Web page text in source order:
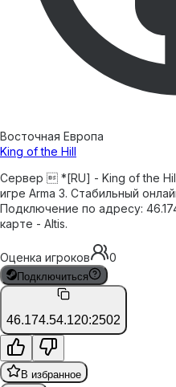
Восточная Европа
King of the Hill
Сервер  *[RU] - King of the
игре Arma 3. Стабильный
Подключение по адресу:
карте - Altis.
Оценка игроков 0
Подключиться
46.174.54.120:2502
В избранное